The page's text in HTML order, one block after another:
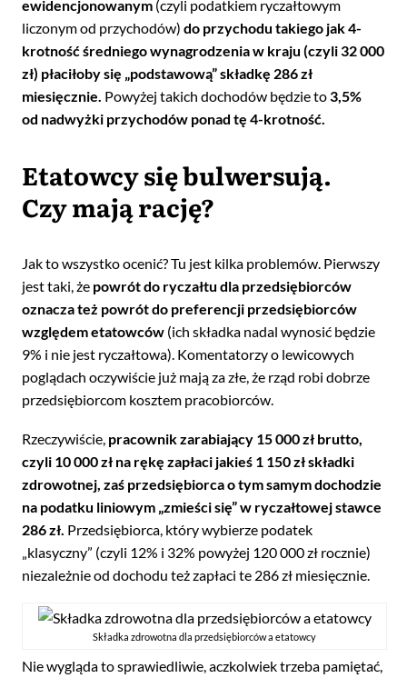
ewidencjonowanym (czyli podatkiem ryczałtowym
liczonym od przychodów) do przychodu takiego jak 4-
krotność średniego wynagrodzenia w kraju (czyli 32 000
zł) płaciłoby się „podstawową” składkę 286 zł
miesięcznie. Powyżej takich dochodów będzie to3,5%
od nadwyżki przychodów ponad tę 4-krotność.
Etatowcy się bulwersują.
Czy mają rację?
Jak to wszystko ocenić? Tu jest kilka problemów. Pierwszy
jest taki, że powrót do ryczałtu dla przedsiębiorców
oznacza też powrót do preferencji przedsiębiorców
względem etatowców (ich składka nadal wynosić będzie
9% i nie jest ryczałtowa). Komentatorzy o lewicowych
poglądach oczywiście już mają za złe, że rząd robi dobrze
przedsiębiorcom kosztem pracobiorców.
Rzeczywiście, pracownik zarabiający 15 000 zł brutto,
czyli 10 000 zł na rękę zapłaci jakieś 1 150 zł składki
zdrowotnej, zaś przedsiębiorca o tym samym dochodzie
na podatku liniowym „zmieści się” w ryczałtowej stawce
286 zł. Przedsiębiorca, który wybierze podatek
„klasyczny” (czyli 12% i 32% powyżej 120 000 zł rocznie)
niezależnie od dochodu też zapłaci te 286 zł miesięcznie.
Składka zdrowotna dla przedsiębiorców a etatowcy
Nie wygląda to sprawiedliwie, aczkolwiek trzeba pamiętać,